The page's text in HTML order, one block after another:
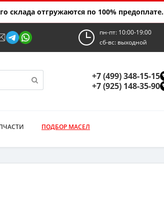
отгружаются по 100% предоплате.
пн-пт: 10:00-19:00
сб-вс: выходной
+7 (499) 348-15-15
+7 (925) 148-35-90
ПОДБОР МАСЕЛ